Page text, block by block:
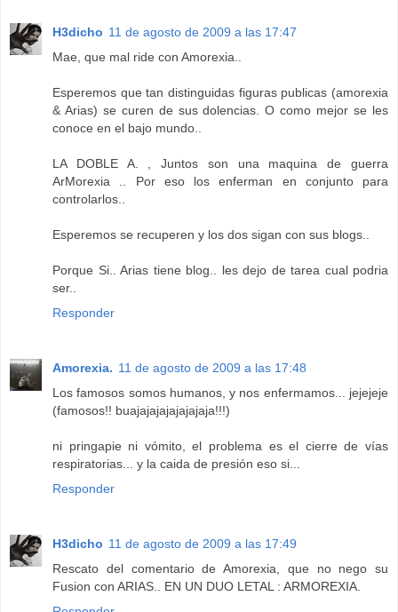
H3dicho 11 de agosto de 2009 a las 17:47
Mae, que mal ride con Amorexia..
Esperemos que tan distinguidas figuras publicas (amorexia
& Arias) se curen de sus dolencias. O como mejor se les
conoce en el bajo mundo..
LA DOBLE A. , Juntos son una maquina de guerra
ArMorexia .. Por eso los enferman en conjunto para
controlarlos..
Esperemos se recuperen y los dos sigan con sus blogs..
Porque Si.. Arias tiene blog.. les dejo de tarea cual podria
ser..
Responder
Amorexia. 11 de agosto de 2009 a las 17:48
Los famosos somos humanos, y nos enfermamos... jejejeje
(famosos!! buajajajajajajajaja!!!)
ni pringapie ni vómito, el problema es el cierre de vías
respiratorias... y la caida de presión eso si...
Responder
H3dicho 11 de agosto de 2009 a las 17:49
Rescato del comentario de Amorexia, que no nego su
Fusion con ARIAS.. EN UN DUO LETAL : ARMOREXIA.